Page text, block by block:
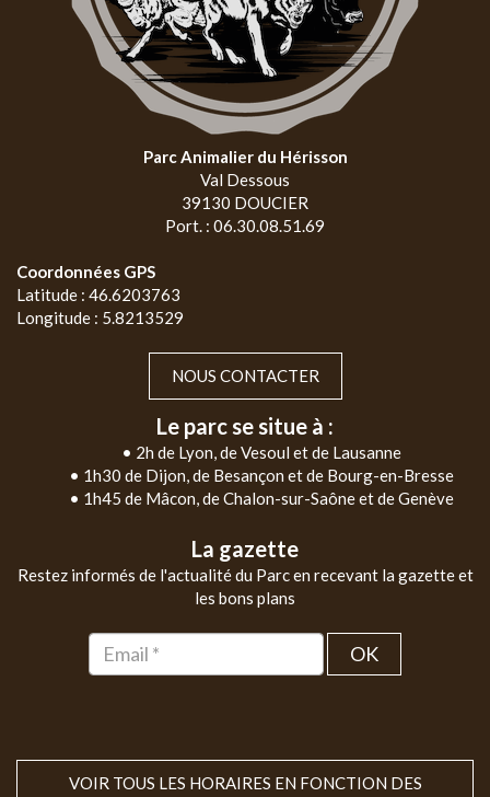
Parc Animalier du Hérisson
Val Dessous
39130 DOUCIER
Port. : 06.30.08.51.69
Coordonnées GPS
Latitude : 46.6203763
Longitude : 5.8213529
NOUS CONTACTER
Le parc se situe à :
• 2h de Lyon, de Vesoul et de Lausanne
• 1h30 de Dijon, de Besançon et de Bourg-en-Bresse
• 1h45 de Mâcon, de Chalon-sur-Saône et de Genève
La gazette
Restez informés de l'actualité du Parc en recevant la gazette et
les bons plans
OK
VOIR TOUS LES HORAIRES EN FONCTION DES